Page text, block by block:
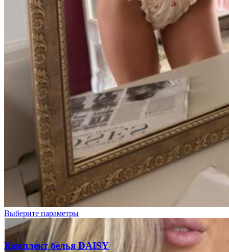
Цветочки
кремовом
Выберите параметры
Комплект белья DAISY